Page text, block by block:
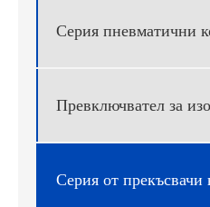
Серия пневматични
Превключвател за
Серия от